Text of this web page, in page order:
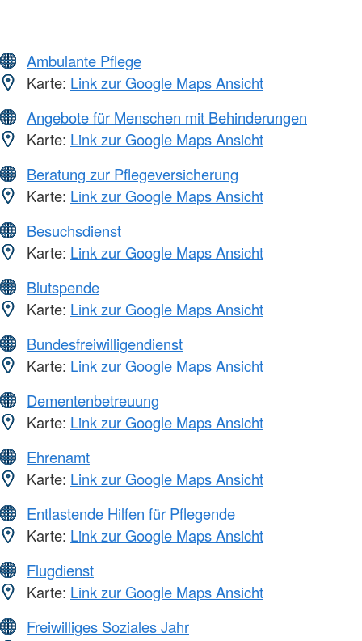
Ambulante Pflege
Karte: Link zur Google Maps Ansicht
Angebote für Menschen mit Behinderungen
Karte: Link zur Google Maps Ansicht
Beratung zur Pflegeversicherung
Karte: Link zur Google Maps Ansicht
Besuchsdienst
Karte: Link zur Google Maps Ansicht
Blutspende
Karte: Link zur Google Maps Ansicht
Bundesfreiwilligendienst
Karte: Link zur Google Maps Ansicht
Dementenbetreuung
Karte: Link zur Google Maps Ansicht
Ehrenamt
Karte: Link zur Google Maps Ansicht
Entlastende Hilfen für Pflegende
Karte: Link zur Google Maps Ansicht
Flugdienst
Karte: Link zur Google Maps Ansicht
Freiwilliges Soziales Jahr